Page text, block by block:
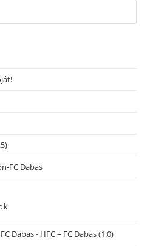
FC Dabas
Dabas- HFC – FC Dabas (1:0)